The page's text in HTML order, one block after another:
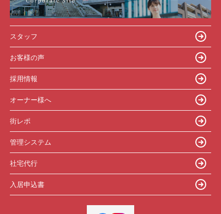
スタッフ
お客様の声
採用情報
オーナー様へ
街レポ
管理システム
社宅代行
入居申込書